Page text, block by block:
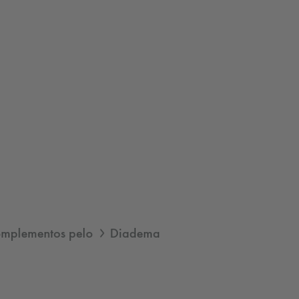
pelo
Diadema